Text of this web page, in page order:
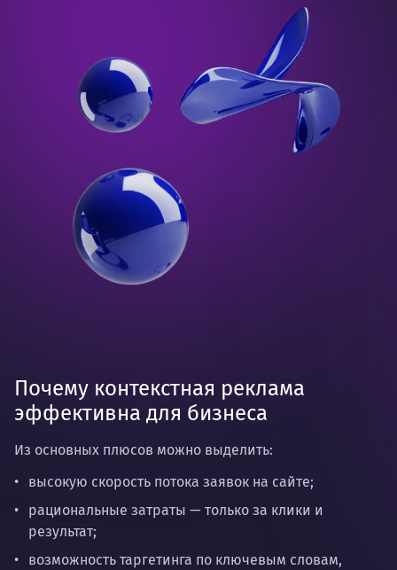
Почему контекстная реклама
эффективна для бизнеса
Из основных плюсов можно выделить:
высокую скорость потока заявок на сайте;
рациональные затраты — только за клики и
результат;
возможность таргетинга по ключевым словам,